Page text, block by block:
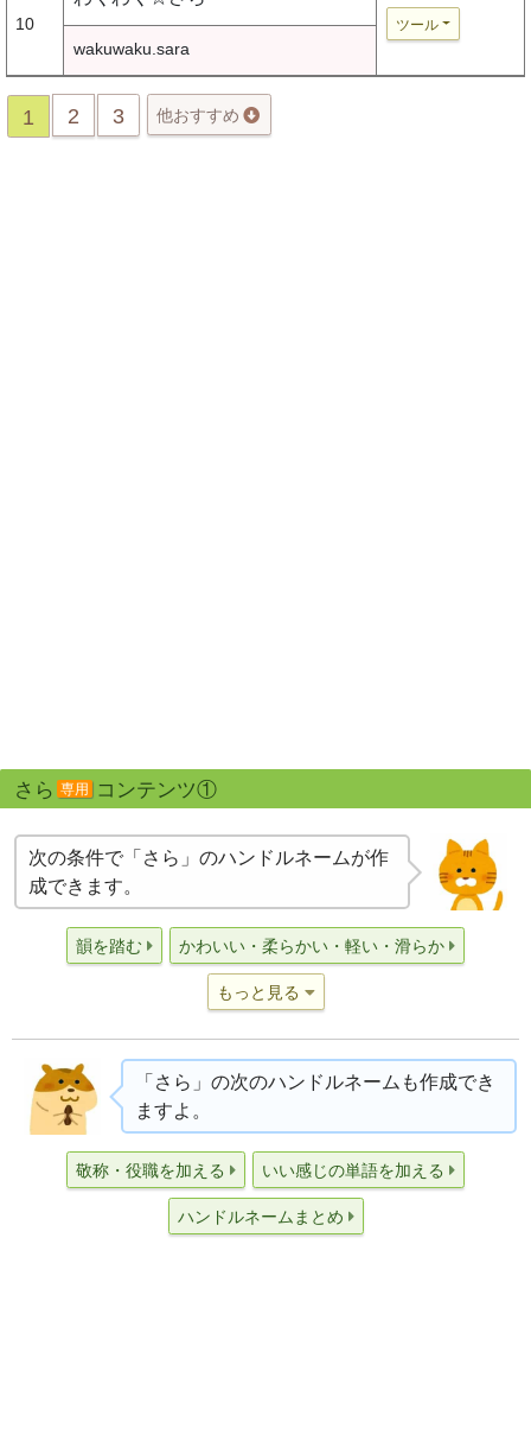
10 ツール
wakuwaku.sara
1 2 3 他おすすめ
さら 専用 コンテンツ①
次の条件で「さら」のハンドルネームが作
成できます。
韻を踏む かわいい・柔らかい・軽い・滑らか
もっと見る
「さら」の次のハンドルネームも作成でき
ますよ。
敬称・役職を加える いい感じの単語を加える
ハンドルネームまとめ